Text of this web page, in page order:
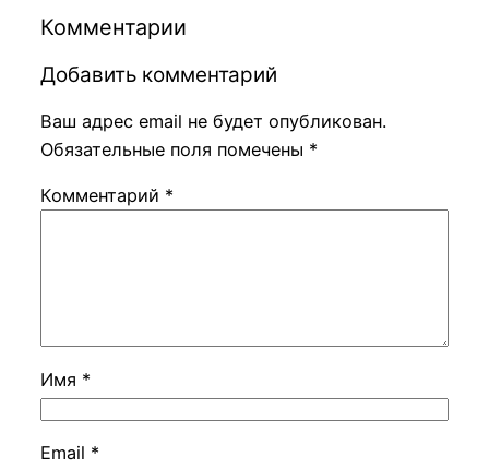
Комментарии
Добавить комментарий
Ваш адрес email не будет опубликован.
Обязательные поля помечены *
Комментарий *
Имя *
Email *